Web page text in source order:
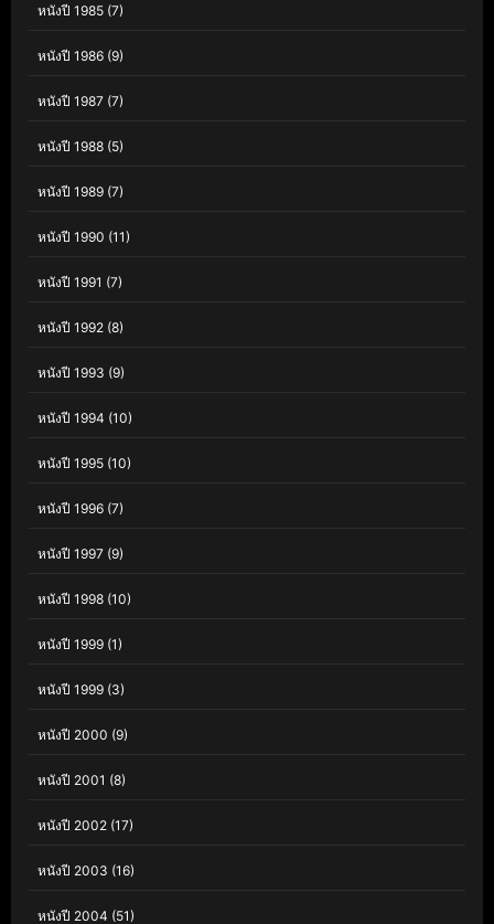
หนังปี 1985 (7)
หนังปี 1986 (9)
หนังปี 1987 (7)
หนังปี 1988 (5)
หนังปี 1989 (7)
หนังปี 1990 (11)
หนังปี 1991 (7)
หนังปี 1992 (8)
หนังปี 1993 (9)
หนังปี 1994 (10)
หนังปี 1995 (10)
หนังปี 1996 (7)
หนังปี 1997 (9)
หนังปี 1998 (10)
หนังปี 1999 (1)
หนังปี 1999 (3)
หนังปี 2000 (9)
หนังปี 2001 (8)
หนังปี 2002 (17)
หนังปี 2003 (16)
หนังปี 2004 (51)